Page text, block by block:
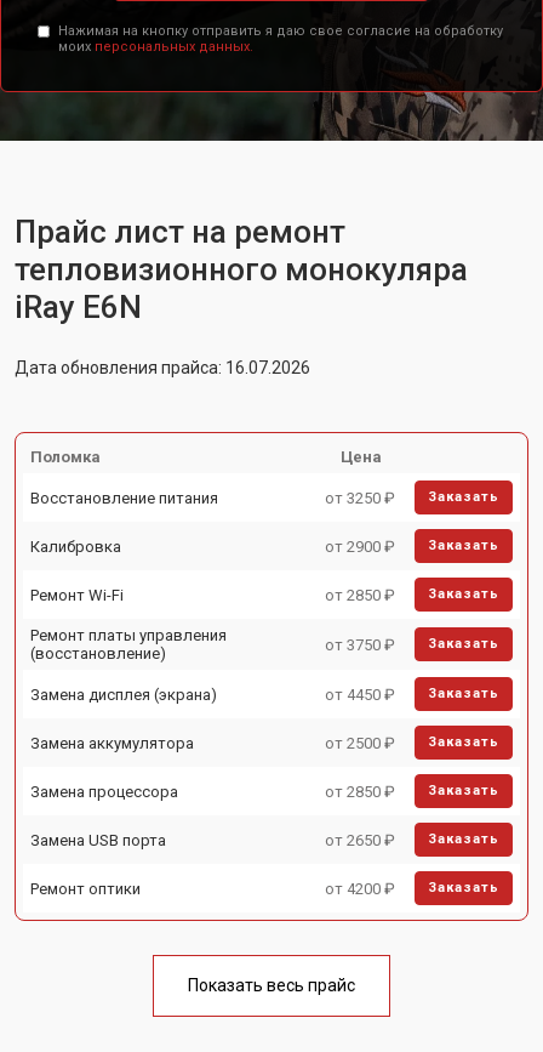
Нажимая на кнопку отправить я даю свое согласие на обработку
моих персональных данных.
Прайс лист на ремонт
тепловизионного монокуляра
iRay E6N
Дата обновления прайса: 16.07.2026
Поломка Цена
Восстановление питания от 3250 ₽ Заказать
Калибровка от 2900 ₽ Заказать
Ремонт Wi-Fi от 2850 ₽ Заказать
Ремонт платы управления
(восстановление)
от 3750 ₽ Заказать
Замена дисплея (экрана) от 4450 ₽ Заказать
Замена аккумулятора от 2500 ₽ Заказать
Замена процессора от 2850 ₽ Заказать
Замена USB порта от 2650 ₽ Заказать
Ремонт оптики от 4200 ₽ Заказать
Показать весь прайс